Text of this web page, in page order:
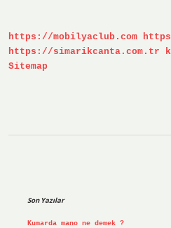
https://mobilyaclub.com
https://simarikcanta.com.tr
Sitemap
Son Yazılar
Kumarda mano ne demek ?